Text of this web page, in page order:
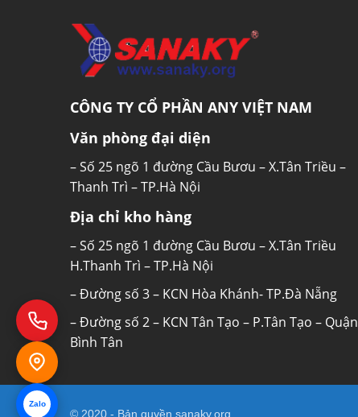
CÔNG TY CỔ PHẦN ANY VIỆT NAM
Văn phòng đại diện
– Số 25 ngõ 1 đường Cầu Bươu – X.Tân Triều –
Thanh Trì – TP.Hà Nội
Địa chỉ kho hàng
– Số 25 ngõ 1 đường Cầu Bươu – X.Tân Triều
H.Thanh Trì – TP.Hà Nội
– Đường số 3 – KCN Hòa Khánh- TP.Đà Nẵng
– Đường số 2 – KCN Tân Tạo – P.Tân Tạo – Quận
Bình Tân
© 2020 - Bản quyền sanaky.org
Zalo